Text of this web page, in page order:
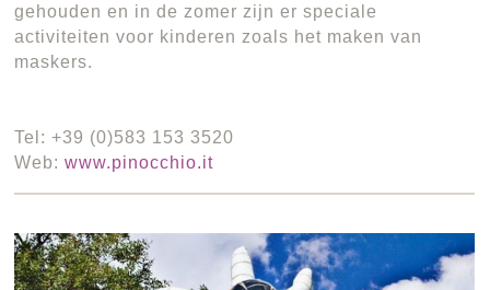
gehouden en in de zomer zijn er speciale
activiteiten voor kinderen zoals het maken van
maskers.
Tel: +39 (0)583 153 3520
Web:www.pinocchio.it